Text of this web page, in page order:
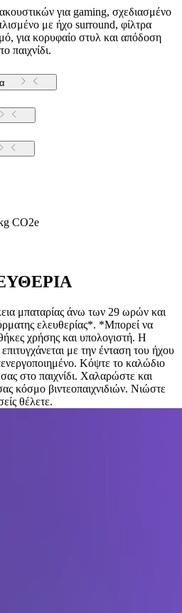
για gaming, σχεδιασμένο
με ήχο surround, φίλτρα
για κορυφαίο στυλ και απόδοση
παιχνίδι.
CO2e
μπαταρίας άνω των 29 ωρών και
ελευθερίας*. *Μπορεί να
χρήσης και υπολογιστή. Η
με την ένταση του ήχου
Κόψτε το καλώδιο
στο παιχνίδι. Χαλαρώστε και
κόσμο βιντεοπαιχνιδιών. Νιώστε
θέλετε.